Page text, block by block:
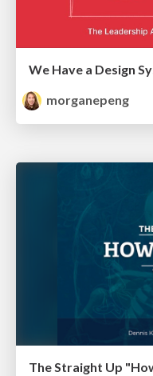
We Have a Design
morganepeng
The Straight Up